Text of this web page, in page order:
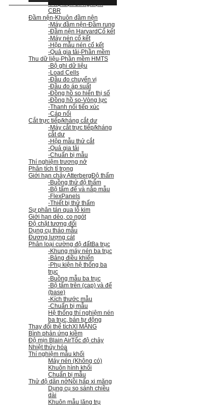
-Phụ kiện thí nghiệm
CBR
Đầm nện-Khuôn đầm nện
-Máy đầm nện-Đầm rung
-Đầm nện HarvardCố kết
-Máy nén cố kết
-Hộp mẫu nén cố kết
-Quả gia tải-Phần mềm
Thu dữ liệu-Phần mềm HMTS
-Bộ ghi dữ liệu
-Load Cells
-Đầu đo chuyển vị
-Đầu đo áp suất
-Đồng hồ so hiển thị số
-Đồng hồ so-Vòng lực
-Thanh nối tiếp xúc
-Cáp nối
Cắt trực tiếp/kháng cắt dư
-Máy cắt trực tiếp/kháng
cắt dư
-Hộp mẫu thử cắt
-Quả gia tải
-Chuẩn bị mẫu
Thí nghiệm trương nở
Phân tích tỉ trọng
Giới hạn chảy AtterbergĐộ thấm
-Buồng thử độ thấm
-Bộ tấm đế và nắp mẫu
-FlexPanels
-Thiết bị thử thấm
Sự phân tán qua lỗ kim
Giới hạn dẻo, co ngót
Độ chặt tương đối
Dụng cụ tháo mẫu
Đương lượng cát
Phân loại cường độ đấtBa trục
-Khung máy nén ba trục
-Bảng điều khiển
-Phụ kiện hệ thống ba
trục
-Buồng mẫu ba trục
-Bộ tấm trên (cap) và đế
(base)
-Kích thước mẫu
-Chuẩn bị mẫu
Hệ thống thí nghiệm nén
ba trục, bán tự động
Thay đổi thể tíchXI MĂNG
Bình phản ứng kiềm
Độ mịn Blain AirTốc độ chảy
Nhiệt thủy hóa
Thí nghiệm mẫu khối
Máy nén (Không có)
Khuôn hình khối
Chuẩn bị mẫu
Thử độ dãn nởNồi hấp xi măng
Dụng cụ so sánh chiều
dài
Khuôn mẫu lăng trụ